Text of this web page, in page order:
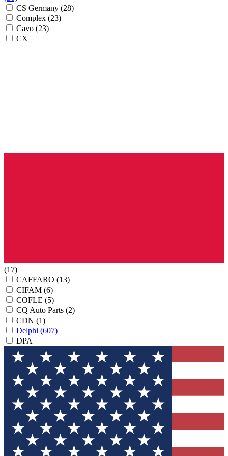
CS Germany (28)
Complex (23)
Cavo (23)
CX
(17)
CAFFARO (13)
CIFAM (6)
COFLE (5)
CQ Auto Parts (2)
CDN (1)
Delphi (607)
DPA